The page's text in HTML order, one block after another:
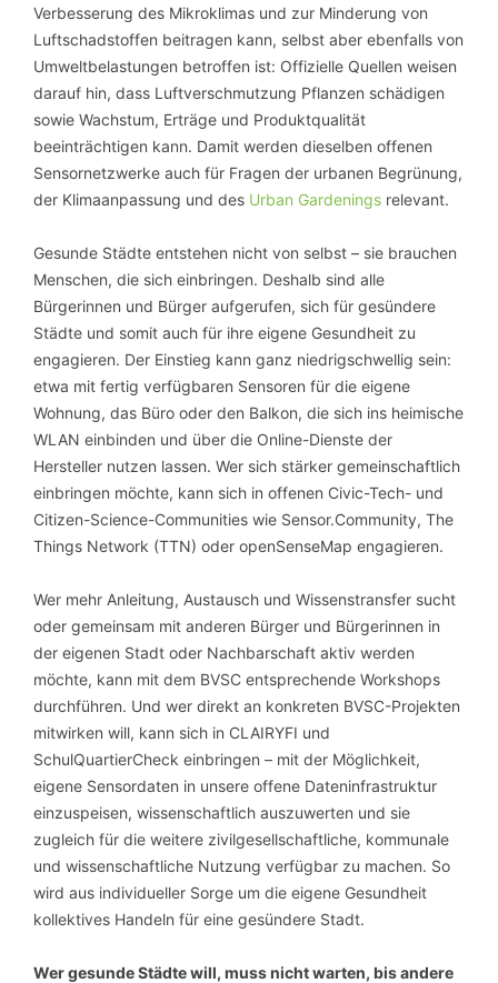
Verbesserung des Mikroklimas und zur Minderung von
Luftschadstoffen beitragen kann, selbst aber ebenfalls von
Umweltbelastungen betroffen ist: Offizielle Quellen weisen
darauf hin, dass Luftverschmutzung Pflanzen schädigen
sowie Wachstum, Erträge und Produktqualität
beeinträchtigen kann. Damit werden dieselben offenen
Sensornetzwerke auch für Fragen der urbanen Begrünung,
der Klimaanpassung und des Urban Gardenings relevant.
Gesunde Städte entstehen nicht von selbst – sie brauchen
Menschen, die sich einbringen. Deshalb sind alle
Bürgerinnen und Bürger aufgerufen, sich für gesündere
Städte und somit auch für ihre eigene Gesundheit zu
engagieren. Der Einstieg kann ganz niedrigschwellig sein:
etwa mit fertig verfügbaren Sensoren für die eigene
Wohnung, das Büro oder den Balkon, die sich ins heimische
WLAN einbinden und über die Online-Dienste der
Hersteller nutzen lassen. Wer sich stärker gemeinschaftlich
einbringen möchte, kann sich in offenen Civic-Tech- und
Citizen-Science-Communities wie Sensor.Community, The
Things Network (TTN) oder openSenseMap engagieren.
Wer mehr Anleitung, Austausch und Wissenstransfer sucht
oder gemeinsam mit anderen Bürger und Bürgerinnen in
der eigenen Stadt oder Nachbarschaft aktiv werden
möchte, kann mit dem BVSC entsprechende Workshops
durchführen. Und wer direkt an konkreten BVSC-Projekten
mitwirken will, kann sich in CLAIRYFI und
SchulQuartierCheck einbringen – mit der Möglichkeit,
eigene Sensordaten in unsere offene Dateninfrastruktur
einzuspeisen, wissenschaftlich auszuwerten und sie
zugleich für die weitere zivilgesellschaftliche, kommunale
und wissenschaftliche Nutzung verfügbar zu machen. So
wird aus individueller Sorge um die eigene Gesundheit
kollektives Handeln für eine gesündere Stadt.
Wer gesunde Städte will, muss nicht warten, bis andere